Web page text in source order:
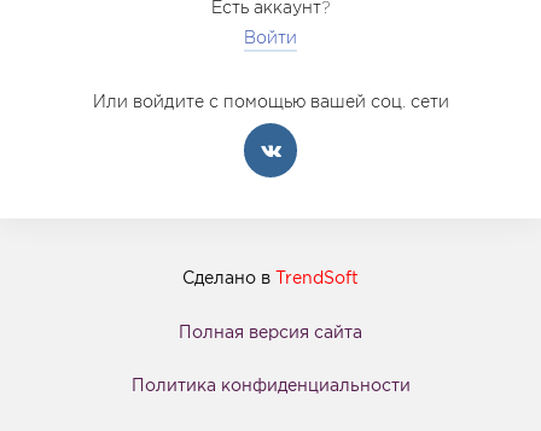
Есть аккаунт?
Войти
Или войдите с помощью вашей соц. сети
Сделано в TrendSoft
Полная версия сайта
Политика конфиденциальности